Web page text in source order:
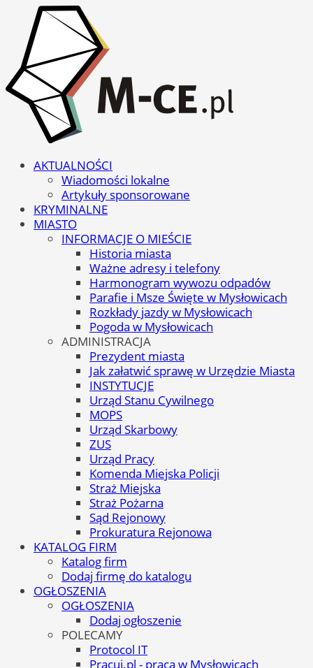
AKTUALNOŚCI
Wiadomości lokalne
Artykuły sponsorowane
KRYMINALNE
MIASTO
INFORMACJE O MIEŚCIE
Historia miasta
Ważne adresy i telefony
Harmonogram wywozu odpadów
Parafie i Msze Święte w Mysłowicach
Rozkłady jazdy w Mysłowicach
Pogoda w Mysłowicach
ADMINISTRACJA
Prezydent miasta
Jak załatwić sprawę w Urzędzie Miasta
INSTYTUCJE
Urząd Stanu Cywilnego
MOPS
Urząd Skarbowy
ZUS
Urząd Pracy
Komenda Miejska Policji
Straż Miejska
Straż Pożarna
Sąd Rejonowy
Prokuratura Rejonowa
KATALOG FIRM
Katalog firm
Dodaj firmę do katalogu
OGŁOSZENIA
OGŁOSZENIA
Dodaj ogłoszenie
POLECAMY
Protocol IT
Pracuj.pl - praca w Mysłowicach